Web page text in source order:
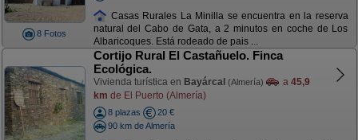
8 Fotos
Casas Rurales La Minilla se encuentra en la reserva
natural del Cabo de Gata, a 2 minutos en coche de Los
Albaricoques. Está rodeado de pais ...
Cortijo Rural El Castañuelo. Finca
Ecológica.
Vivienda turística en Bayárcal (Almería) a 45,9
km de El Puerto (Almería)
8 plazas
20 €
90 km de Almería